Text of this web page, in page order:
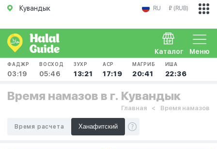
Кувандык RU ₽ (RUB)
Меню
Каталог
ФАДЖР
03:19
ВОСХОД
05:46
ЗУХР
13:21
АСР
17:19
МАГРИБ
20:41
ИША
22:36
Время намазов в г. Кувандык
Главная Время намазов
Время расчета